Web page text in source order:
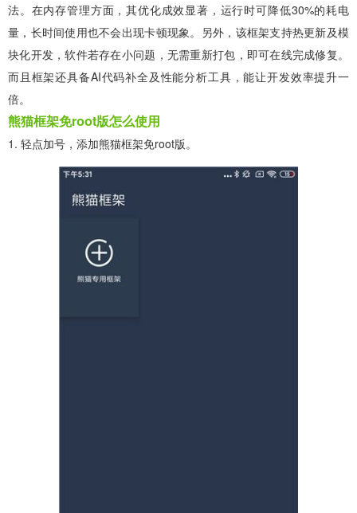
法。在内存管理方面，其优化成效显著，运行时可降低30%的耗电
量，长时间使用也不会出现卡顿现象。另外，该框架支持热更新及模
块化开发，软件若存在小问题，无需重新打包，即可在线完成修复。
而且框架还具备AI代码补全及性能分析工具，能让开发效率提升一
倍。
熊猫框架免root版怎么使用
1. 轻点加号，添加熊猫框架免root版。